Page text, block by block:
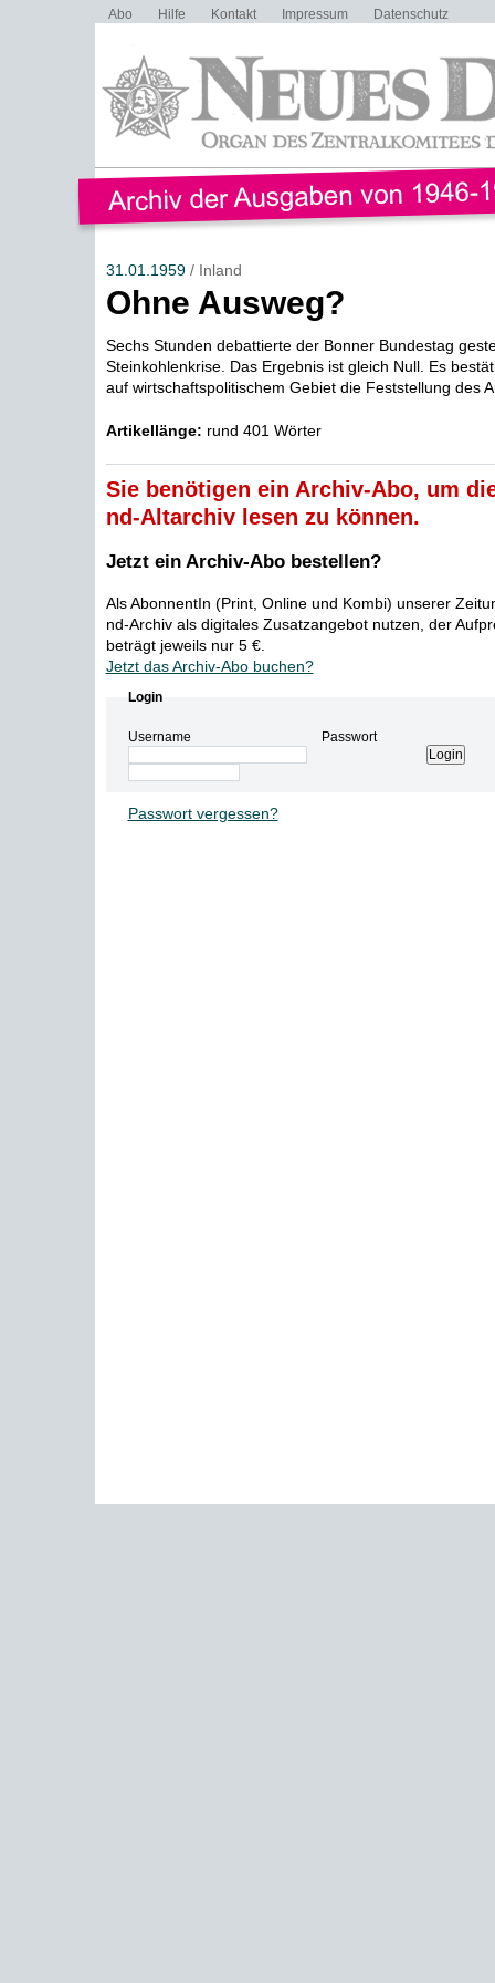
Abo Hilfe Kontakt Impressum Datenschutz
31.01.1959/ Inland
Ohne Ausweg?
Sechs Stunden debattierte der Bonner Bundestag
Steinkohlenkrise. Das Ergebnis ist gleich Null. Es
auf wirtschaftspolitischem Gebiet die Feststellung des
Artikellänge: rund 401 Wörter
Sie benötigen ein Archiv-Abo, um
nd-Altarchiv lesen zu können.
Jetzt ein Archiv-Abo bestellen?
Als AbonnentIn (Print, Online und Kombi) unserer
nd-Archiv als digitales Zusatzangebot nutzen, der
beträgt jeweils nur 5 €.
Jetzt das Archiv-Abo buchen?
Login
Username Passwort
Passwort vergessen?